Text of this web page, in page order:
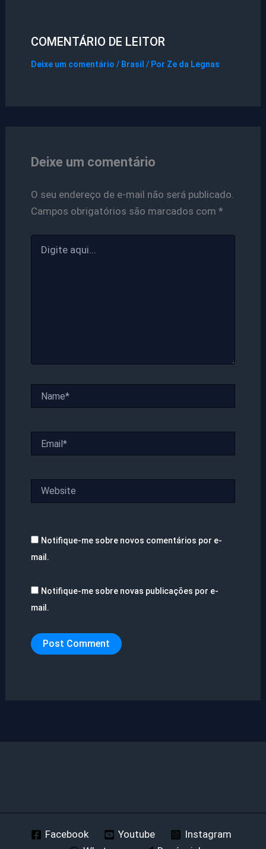
COMENTÁRIO DE LEITOR
Deixe um comentário / Brasil / Por Ze da Legnas
Deixe um comentário
O seu endereço de e-mail não será publicado.
Campos obrigatórios são marcados com *
aqui...
Notifique-me sobre novos comentários por e-
mail.
Notifique-me sobre novas publicações por e-
mail.
Facebook Youtube
Instagram